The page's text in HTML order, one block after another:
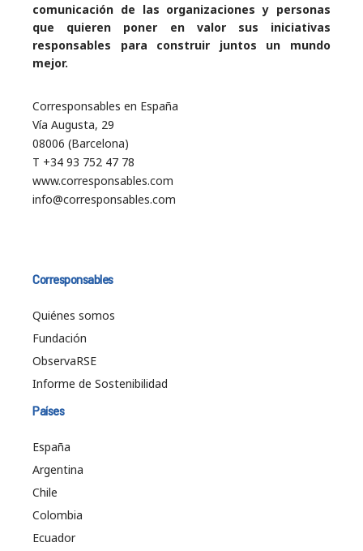
comunicación de las organizaciones y personas
que quieren poner en valor sus iniciativas
responsables para construir juntos un mundo
mejor.
Corresponsables en España
Vía Augusta, 29
08006 (Barcelona)
T +34 93 752 47 78
www.corresponsables.com
info@corresponsables.com
Corresponsables
Quiénes somos
Fundación
ObservaRSE
Informe de Sostenibilidad
Países
España
Argentina
Chile
Colombia
Ecuador